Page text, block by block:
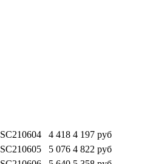
SC210604 4 418 4 197 руб
SC210605 5 076 4 822 руб